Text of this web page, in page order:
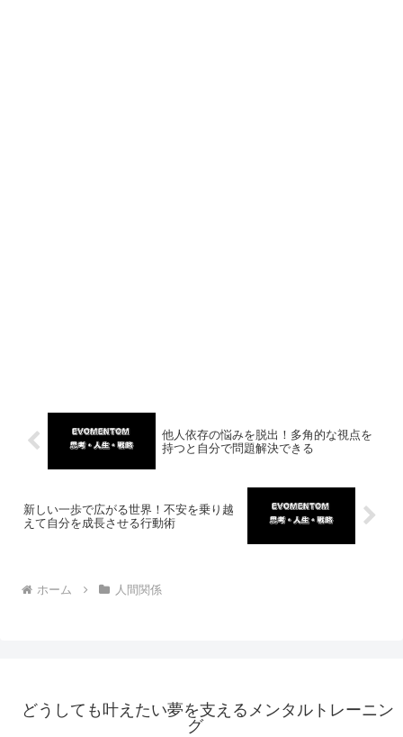
他人依存の悩みを脱出！多角的な視点を
持つと自分で問題解決できる
新しい一歩で広がる世界！不安を乗り越
えて自分を成長させる行動術
ホーム 人間関係
どうしても叶えたい夢を支えるメンタルトレーニン
グ